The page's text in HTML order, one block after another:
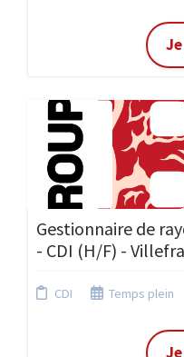
Gestionnaire de
- CDI (H/F) -
CDI Temps plein